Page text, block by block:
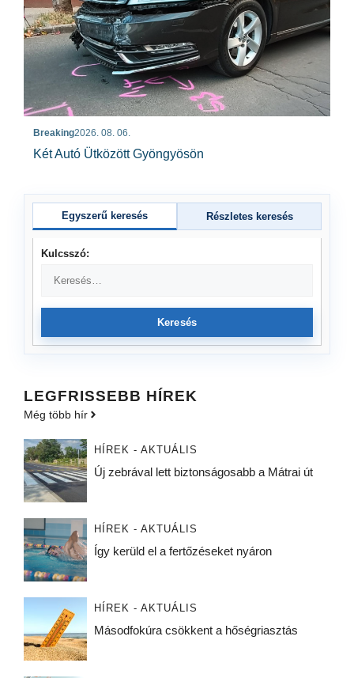
Breaking2026. 08. 06.
Két Autó Ütközött Gyöngyösön
Egyszerű keresés Részletes keresés
Kulcsszó:
Keresés
LEGFRISSEBB HÍREK
Még több hír
HÍREK - AKTUÁLIS
Új zebrával lett biztonságosabb a Mátrai út
HÍREK - AKTUÁLIS
Így kerüld el a fertőzéseket nyáron
HÍREK - AKTUÁLIS
Másodfokúra csökkent a hőségriasztás